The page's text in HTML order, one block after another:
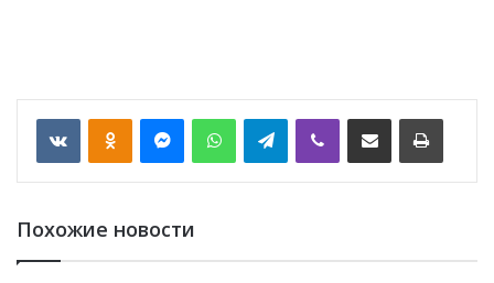
VKontakte WhatsApp Telegram
Похожие новости